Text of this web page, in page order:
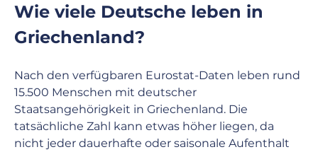
Wie viele Deutsche leben in
Griechenland?
Nach den verfügbaren Eurostat-Daten leben rund
15.500 Menschen mit deutscher
Staatsangehörigkeit in Griechenland. Die
tatsächliche Zahl kann etwas höher liegen, da
nicht jeder dauerhafte oder saisonale Aufenthalt